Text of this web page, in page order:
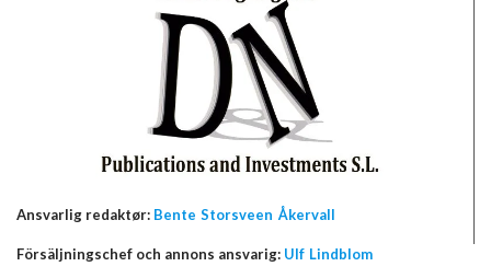
Ansvarlig redaktør: Bente Storsveen Åkervall
Försäljningschef och annons ansvarig: Ulf Lindblom